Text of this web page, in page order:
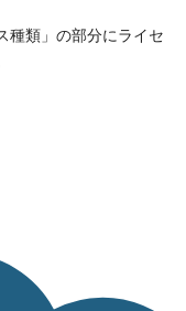
種類」の部分にライセ